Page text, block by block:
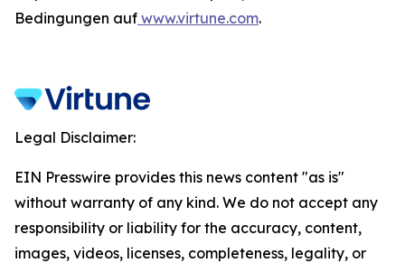
Bedingungen auf www.virtune.com.
Legal Disclaimer:
EIN Presswire provides this news content "as is"
without warranty of any kind. We do not accept any
responsibility or liability for the accuracy, content,
images, videos, licenses, completeness, legality, or